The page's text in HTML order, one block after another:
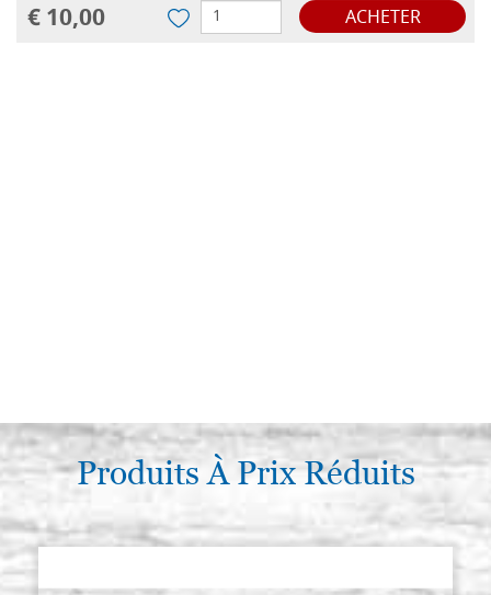
€ 10,00 ACHETER
Produits À Prix Réduits